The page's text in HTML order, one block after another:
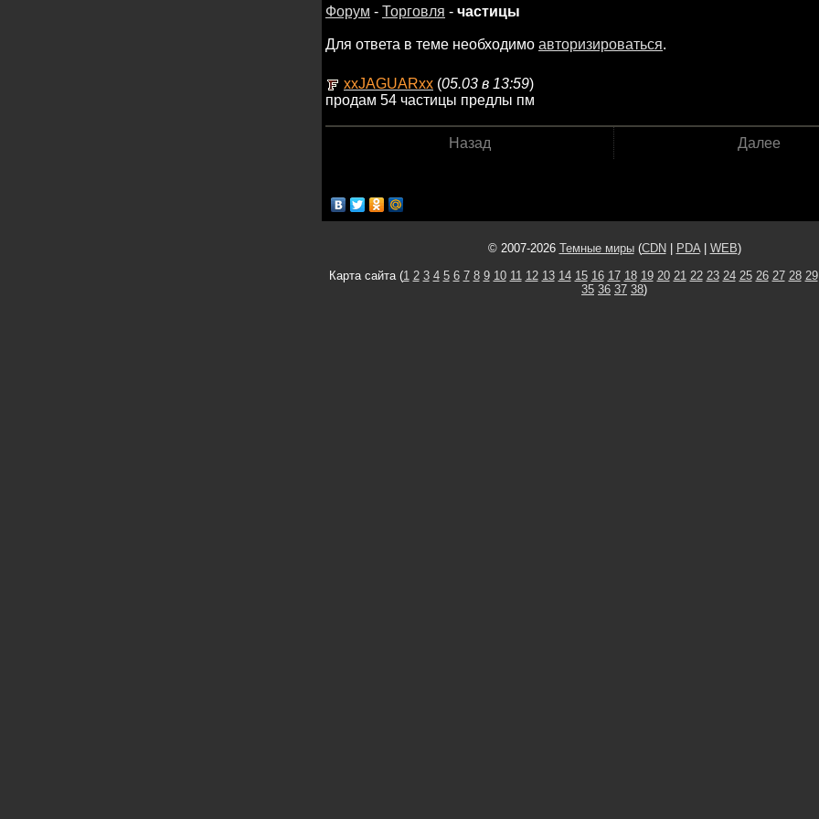
Форум - Торговля - частицы
Для ответа в теме необходимо авторизироваться.
xxJAGUARxx (05.03 в 13:59)
продам 54 частицы предлы пм
Назад Далее
© 2007-2026 Темные миры(CDN PDA| WEB)
Карта сайта (1 2 3 4 5 6 7 8 9 10 11 12 13 14 15 16 17 18 19 20 21 22 23 24 25 26 27 28 29
35 36 37 38)